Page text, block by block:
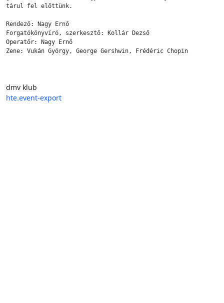
tárul fel előttünk.
Rendező: Nagy Ernő
Forgatókönyvíró, szerkesztő: Kollár Dezső
Operatőr: Nagy Ernő
Zene: Vukán György, George Gershwin, Frédéric Chopin
dmv klub
hte.event-export